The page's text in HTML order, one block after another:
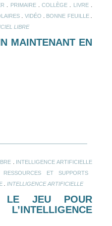
PRIMAIRE.COLLÈGE LIVRE.
VIDÉO BONNE FEUILLE.
LIBRE
MAINTENANT EN
. INTELLIGENCE ARTIFICIELLE
RESSOURCES ET SUPPORTS
INTELLIGENCE ARTIFICIELLE
JEU POUR